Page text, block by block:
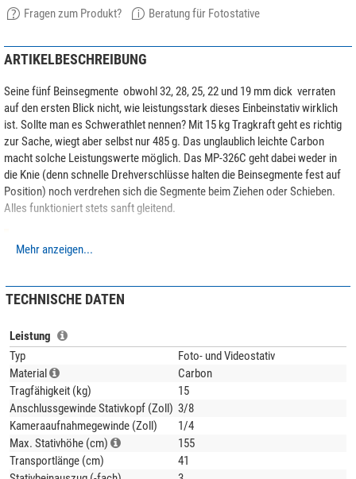
Fragen zum Produkt? Beratung für Fotostative
ARTIKELBESCHREIBUNG
Seine fünf Beinsegmente  obwohl 32, 28, 25, 22 und 19 mm dick  verraten
auf den ersten Blick nicht, wie leistungsstark dieses Einbeinstativ wirklich
ist. Sollte man es Schwerathlet nennen? Mit 15 kg Tragkraft geht es richtig
zur Sache, wiegt aber selbst nur 485 g. Das unglaublich leichte Carbon
macht solche Leistungswerte möglich. Das MP-326C geht dabei weder in
die Knie (denn schnelle Drehverschlüsse halten die Beinsegmente fest auf
Position) noch verdrehen sich die Segmente beim Ziehen oder Schieben.
Alles funktioniert stets sanft gleitend.
Unser Expertenkommentar:
Tipp:Entdecken Sie unseren MagazinbeitragKaufratgeber: Leofoto-
Stativeund lassen Sie sich von den Expertentipps inspirieren, um das
(Stefan Taube)
Mehr anzeigen...
TECHNISCHE DATEN
Leistung
Typ
Foto- und Videostativ
Material
Carbon
Tragfähigkeit (kg)
15
Anschlussgewinde Stativkopf (Zoll) 3/8
Kameraaufnahmegewinde (Zoll)
1/4
Max. Stativhöhe (cm)
155
Transportlänge (cm)
41